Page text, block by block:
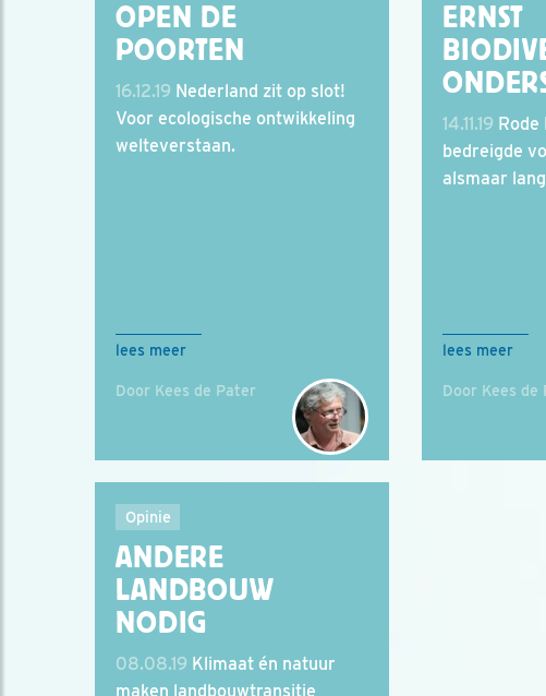
OPEN DE
POORTEN
16.12.19 Nederland zit op slot!
Voor ecologische ontwikkeling
welteverstaan.
lees meer
Door Kees de Pater
ERNST
14.11.19 Rode
bedreigde
alsmaar
lees meer
Door Kees de
Opinie
ANDERE
LANDBOUW
NODIG
08.08.19 Klimaat én natuur
maken landbouwtransitie